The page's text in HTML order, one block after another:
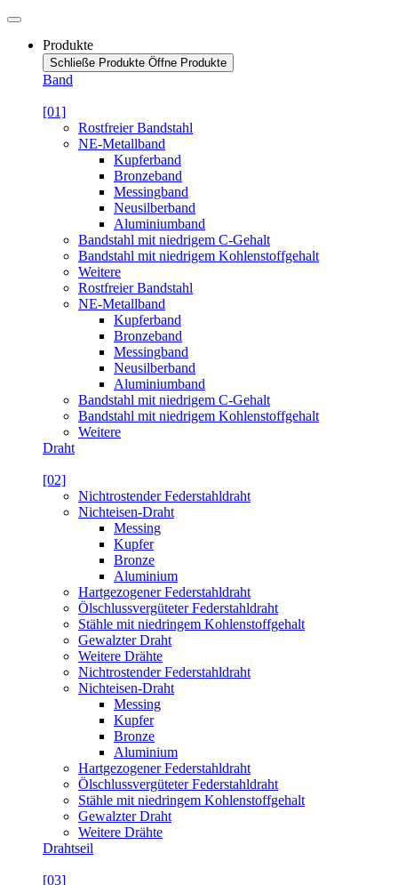
Produkte
Schließe Produkte Öffne Produkte
Band
[01]
Rostfreier Bandstahl
NE-Metallband
Kupferband
Bronzeband
Messingband
Neusilberband
Aluminiumband
Bandstahl mit niedrigem C-Gehalt
Bandstahl mit niedrigem Kohlenstoffgehalt
Weitere
Rostfreier Bandstahl
NE-Metallband
Kupferband
Bronzeband
Messingband
Neusilberband
Aluminiumband
Bandstahl mit niedrigem C-Gehalt
Bandstahl mit niedrigem Kohlenstoffgehalt
Weitere
Draht
[02]
Nichtrostender Federstahldraht
Nichteisen-Draht
Messing
Kupfer
Bronze
Aluminium
Hartgezogener Federstahldraht
Ölschlussvergüteter Federstahldraht
Stähle mit niedringem Kohlenstoffgehalt
Gewalzter Draht
Weitere Drähte
Nichtrostender Federstahldraht
Nichteisen-Draht
Messing
Kupfer
Bronze
Aluminium
Hartgezogener Federstahldraht
Ölschlussvergüteter Federstahldraht
Stähle mit niedringem Kohlenstoffgehalt
Gewalzter Draht
Weitere Drähte
Drahtseil
[03]